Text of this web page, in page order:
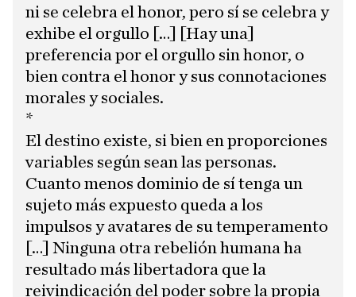
ni se celebra el honor, pero sí se celebra y
exhibe el orgullo […] [Hay una]
preferencia por el orgullo sin honor, o
bien contra el honor y sus connotaciones
morales y sociales.
*
El destino existe, si bien en proporciones
variables según sean las personas.
Cuanto menos dominio de sí tenga un
sujeto más expuesto queda a los
impulsos y avatares de su temperamento
[…] Ninguna otra rebelión humana ha
resultado más libertadora que la
reivindicación del poder sobre la propia